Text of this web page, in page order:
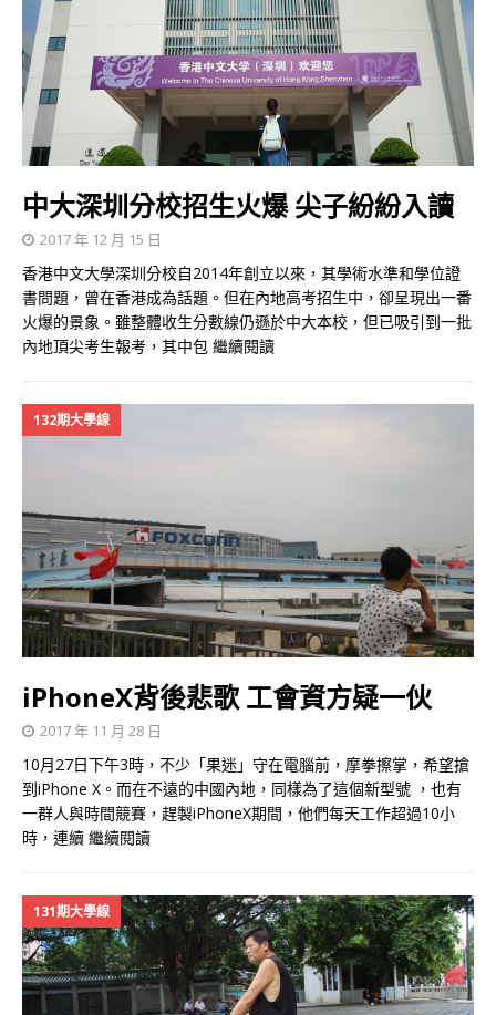
中大深圳分校招生火爆 尖子紛紛入讀
2017 年 12 月 15 日
香港中文大學深圳分校自2014年創立以來，其學術水準和學位證
書問題，曾在香港成為話題。但在內地高考招生中，卻呈現出一番
火爆的景象。雖整體收生分數線仍遜於中大本校，但已吸引到一批
內地頂尖考生報考，其中包 繼續閱讀
132期大學線
iPhoneX背後悲歌 工會資方疑一伙
2017 年 11 月 28 日
10月27日下午3時，不少「果迷」守在電腦前，摩拳擦掌，希望搶
到iPhone X。而在不遠的中國內地，同樣為了這個新型號 ，也有
一群人與時間競賽，趕製iPhoneX期間，他們每天工作超過10小
時，連續 繼續閱讀
131期大學線